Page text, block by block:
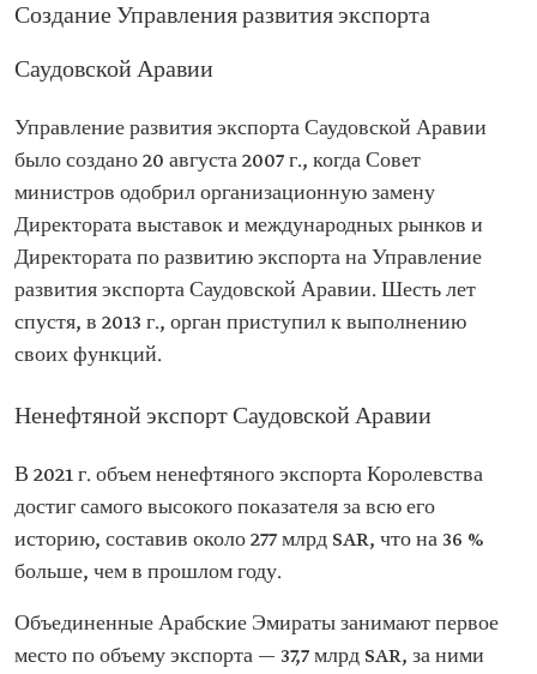
Создание Управления развития экспорта
Саудовской Аравии
Управление развития экспорта Саудовской Аравии
было создано 20 августа 2007 г., когда Совет
министров одобрил организационную замену
Директората выставок и международных рынков и
Директората по развитию экспорта на Управление
развития экспорта Саудовской Аравии. Шесть лет
спустя, в 2013 г., орган приступил к выполнению
своих функций.
Ненефтяной экспорт Саудовской Аравии
В 2021 г. объем ненефтяного экспорта Королевства
достиг самого высокого показателя за всю его
историю, составив около 277 млрд SAR, что на 36 %
больше, чем в прошлом году.
Объединенные Арабские Эмираты занимают первое
место по объему экспорта — 37,7 млрд SAR, за ними